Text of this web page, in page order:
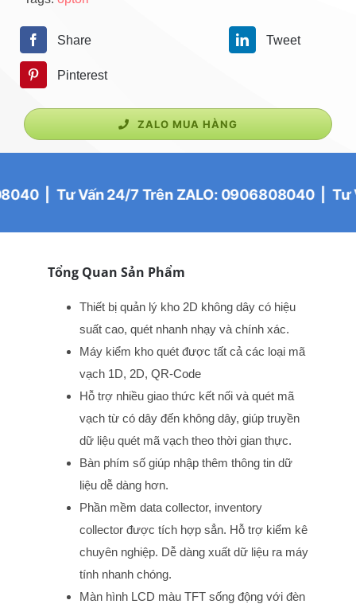
kho
-
OP87
Share Tweet
Pinterest
ZALO MUA HÀNG
24/7 Trên ZALO: 0906808040 | Tư Vấn 24/7
Tổng Quan Sản Phẩm
Thiết bị quản lý kho 2D không dây có hiệu
suất cao, quét nhanh nhạy và chính xác.
Máy kiểm kho quét được tất cả các loại mã
vạch 1D, 2D, QR-Code
Hỗ trợ nhiều giao thức kết nối và quét mã
vạch từ có dây đến không dây, giúp truyền
dữ liệu quét mã vạch theo thời gian thực.
Bàn phím số giúp nhập thêm thông tin dữ
liệu dễ dàng hơn.
Phần mềm data collector, inventory
collector được tích hợp sẳn. Hỗ trợ kiểm kê
chuyên nghiệp. Dễ dàng xuất dữ liệu ra máy
tính nhanh chóng.
Màn hình LCD màu TFT sống động với đèn